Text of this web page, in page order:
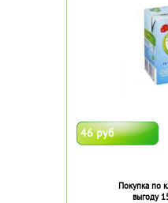
46 руб
Покупка по
выгоду